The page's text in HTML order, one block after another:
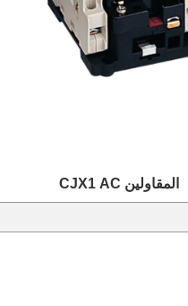
CJX1 AC المقاولين